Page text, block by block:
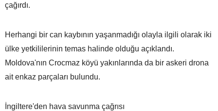
çağırdı.
Herhangi bir can kaybının yaşanmadığı olayla ilgili olarak iki
ülke yetkililerinin temas halinde olduğu açıklandı.
Moldova'nın Crocmaz köyü yakınlarında da bir askeri drona
ait enkaz parçaları bulundu.
İngiltere'den hava savunma çağrısı